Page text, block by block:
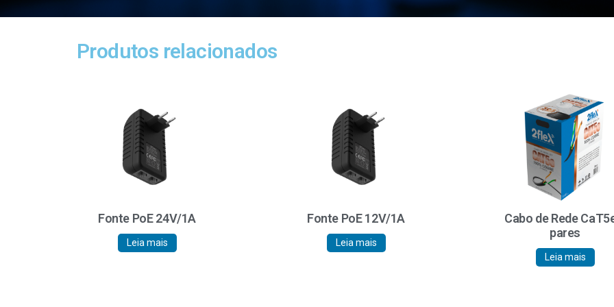
Produtos relacionados
Fonte PoE 24V/1A
Leia mais
Fonte PoE 12V/1A
Leia mais
Cabo de Rede
pares
Leia mais